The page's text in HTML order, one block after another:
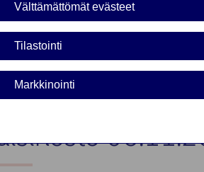
Bank Oyj:
Välttämättömät evästeet
Tilastointi
Markkinointi